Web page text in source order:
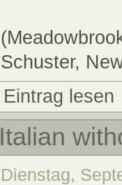
Schuster,
Eintrag lesen
Italian
Dienstag,